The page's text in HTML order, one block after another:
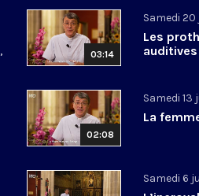
03:14
Samedi
Les
auditives
02:08
Samedi 13
La
Samedi 6